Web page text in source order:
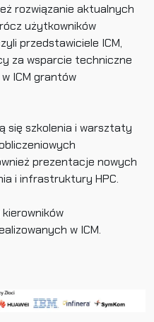
rozwiązanie aktualnych
użytkowników
przedstawiciele ICM,
za wsparcie techniczne
ICM grantów
się szkolenia i warsztaty
prezentacje nowych
i infrastruktury HPC.
w ICM.